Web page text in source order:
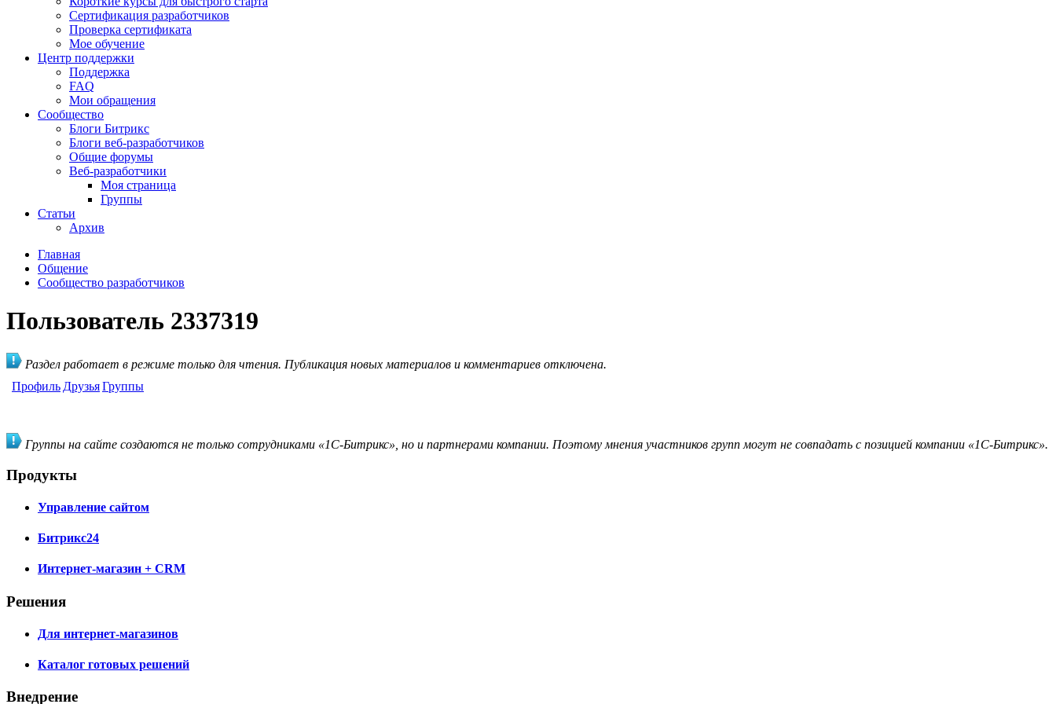
Сертификация разработчиков
Проверка сертификата
Мое обучение
Центр поддержки
Поддержка
FAQ
Мои обращения
Сообщество
Блоги Битрикс
Блоги веб-разработчиков
Общие форумы
Веб-разработчики
Моя страница
Группы
Статьи
Архив
Главная
Общение
Сообщество разработчиков
Пользователь 2337319
Раздел работает в режиме только для чтения. Публикация новых материалов и комментариев отключена.
Профиль ДрузьяГруппы
Группы на сайте создаются не только сотрудниками «1С-Битрикс», но и партнерами компании. Поэтому мнения участников групп могут не совпадать с позицией компании «1С-Битрикс».
Продукты
Управление сайтом
Битрикс24
Интернет-магазин + CRM
Решения
Для интернет-магазинов
Каталог готовых решений
Внедрение